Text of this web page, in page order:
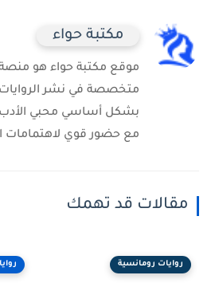
مكتبة حواء
موقع مكتبة حواء هو منصة
متخصصة في نشر
بشكل أساسي محبي الأدب
مع حضور قوي لاهتمامات
مقالات قد تهمك
روايات رومانسية